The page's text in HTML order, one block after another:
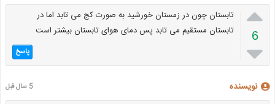

6

تابستان چون در زمستان خورشید به صورت کج می تابد اما در
تابستان مستقیم می تابد پس دمای هوای تابستان بیشتر است
پاسخ
نویسنده 5 سال قبل